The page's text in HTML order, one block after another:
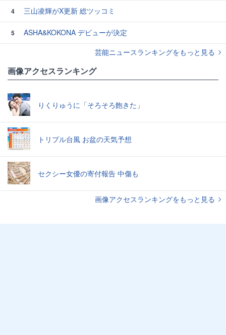
4 三山凌輝がX更新 総ツッコミ
5
ASHA&KOKONA デビューが決定
芸能ニュースランキングをもっと見る
画像アクセスランキング
りくりゅうに「そろそろ飽きた」
トリプル台風 お盆の天気予想
セクシー女優の寄付報告 中傷も
画像アクセスランキングをもっと見る